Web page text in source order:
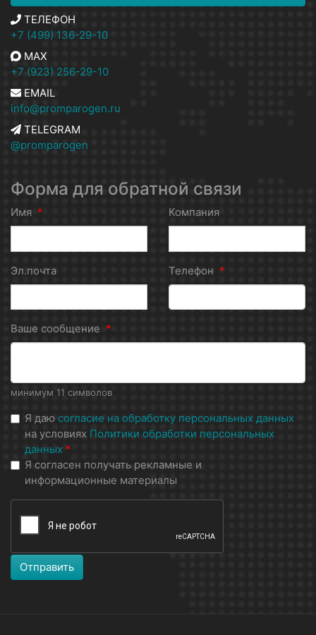
ТЕЛЕФОН
+7 (499) 136-29-10
MAX
+7 (923) 256-29-10
EMAIL
info@promparogen.ru
TELEGRAM
@promparogen
Форма для обратной связи
Имя * Компания
Эл.почта Телефон *
Ваше сообщение *
минимум 11 символов
Я даю согласие на обработку персональных данных
на условиях Политики обработки персональных
данных *
Я согласен получать рекламные и
информационные материалы
Отправить